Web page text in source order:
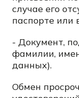
случае его
паспорте
- Документ,
фамилии,
данных).
Обмен